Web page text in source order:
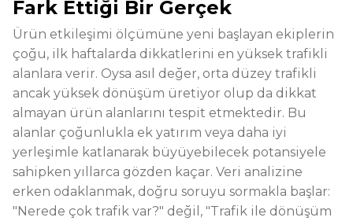
Fark Ettiği Bir Gerçek
Ürün etkileşimi ölçümüne yeni başlayan ekiplerin
çoğu, ilk haftalarda dikkatlerini en yüksek trafikli
alanlara verir. Oysa asıl değer, orta düzey trafikli
ancak yüksek dönüşüm üretiyor olup da dikkat
almayan ürün alanlarını tespit etmektedir. Bu
alanlar çoğunlukla ek yatırım veya daha iyi
yerleşimle katlanarak büyüyebilecek potansiyele
sahipken yıllarca gözden kaçar. Veri analizine
erken odaklanmak, doğru soruyu sormakla başlar:
"Nerede çok trafik var?" değil, "Trafik ile dönüşüm